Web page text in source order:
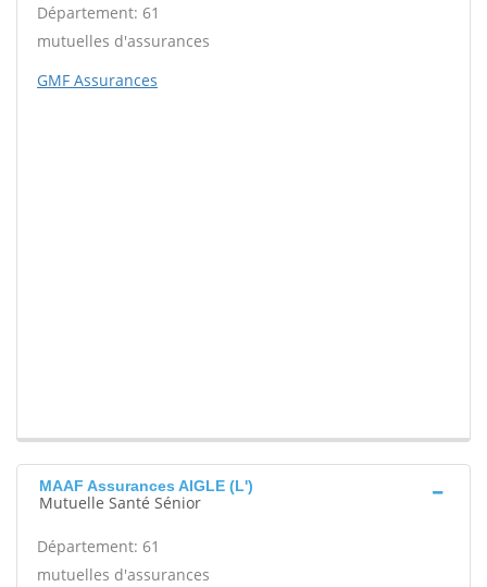
Département: 61
mutuelles d'assurances
GMF Assurances
MAAF Assurances AIGLE (L')
Mutuelle Santé Sénior
Département: 61
mutuelles d'assurances